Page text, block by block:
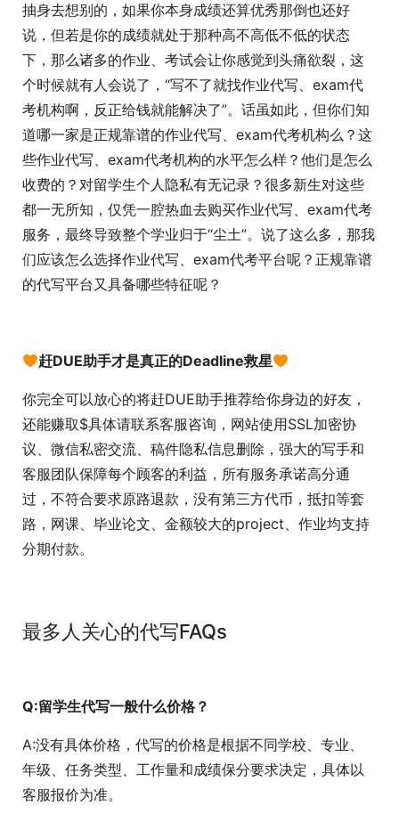
抽身去想别的，如果你本身成绩还算优秀那倒也还好
说，但若是你的成绩就处于那种高不高低不低的状态
下，那么诸多的作业、考试会让你感觉到头痛欲裂，这
个时候就有人会说了，“写不了就找作业代写、exam代
考机构啊，反正给钱就能解决了”。话虽如此，但你们知
道哪一家是正规靠谱的作业代写、exam代考机构么？这
些作业代写、exam代考机构的水平怎么样？他们是怎么
收费的？对留学生个人隐私有无记录？很多新生对这些
都一无所知，仅凭一腔热血去购买作业代写、exam代考
服务，最终导致整个学业归于“尘土”。说了这么多，那我
们应该怎么选择作业代写、exam代考平台呢？正规靠谱
的代写平台又具备哪些特征呢？
赶DUE助手才是真正的Deadline救星
你完全可以放心的将赶DUE助手推荐给你身边的好友，
还能赚取$具体请联系客服咨询，网站使用SSL加密协
议、微信私密交流、稿件隐私信息删除，强大的写手和
客服团队保障每个顾客的利益，所有服务承诺高分通
过，不符合要求原路退款，没有第三方代币，抵扣等套
路，网课、毕业论文、金额较大的project、作业均支持
分期付款。
最多人关心的代写FAQs
Q:留学生代写一般什么价格？
A:没有具体价格，代写的价格是根据不同学校、专业、
年级、任务类型、工作量和成绩保分要求决定，具体以
客服报价为准。